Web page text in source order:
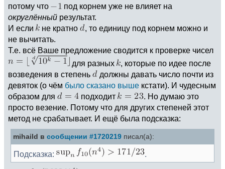
потому что
под корнем уже не влияет на
округлённый результат.
И если
не кратно
, то единицу под корнем можно и
не вычитать.
Т.е. всё Ваше предложение сводится к проверке чисел
для разных
, которые по идее после
возведения в степень
должны давать число почти из
девяток (о чём было сказано выше кстати). И чудесным
образом для
подходит
. Но думаю это
просто везение. Потому что для других степеней этот
метод не срабатывает. И ещё была подсказка:
mihaild в сообщении #1720219 писал(а):
Подсказка: .